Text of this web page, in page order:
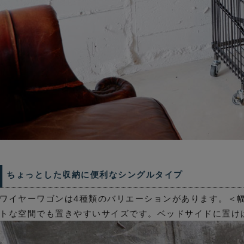
ちょっとした収納に便利なシングルタイプ
ワイヤーワゴンは4種類のバリエーションがあります。
トな空間でも置きやすいサイズです。ベッドサイドに置